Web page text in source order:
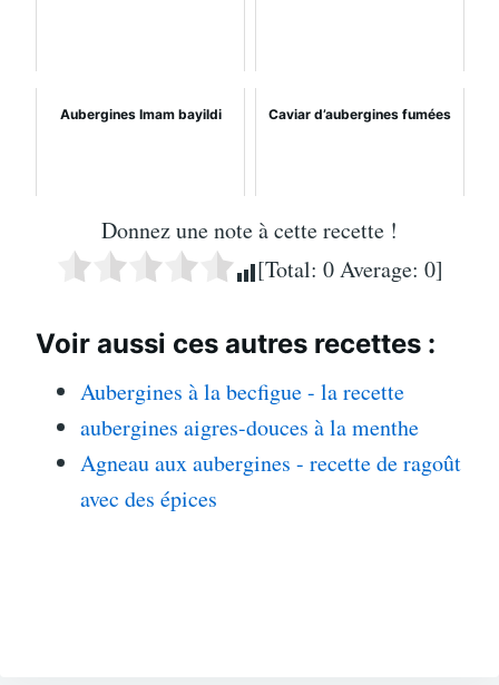
Aubergines Imam bayildi Caviar d’aubergines fumées
Donnez une note à cette recette !
[Total: 0Average: 0]
Voir aussi ces autres recettes :
Aubergines à la becfigue - la recette
aubergines aigres-douces à la menthe
Agneau aux aubergines - recette de ragoût
avec des épices